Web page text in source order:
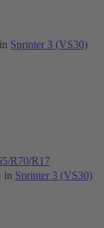
Sprinter 3 (VS30)
R70/R17
in Sprinter 3 (VS30)